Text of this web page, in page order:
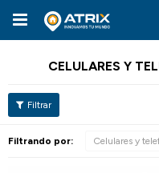

CELULARES Y
Filtrando por: Celulares y